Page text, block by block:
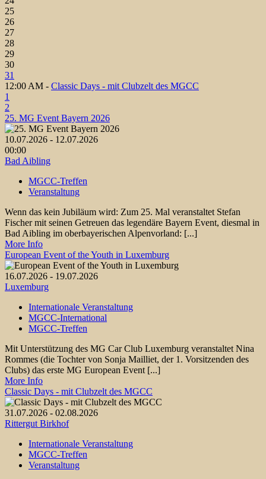
25
26
27
28
29
30
31
12:00 AM - Classic Days - mit Clubzelt des MGCC
1
2
25. MG Event Bayern 2026
10.07.2026 - 12.07.2026
00:00
Bad Aibling
MGCC-Treffen
Veranstaltung
Wenn das kein Jubiläum wird: Zum 25. Mal veranstaltet Stefan
Fischer mit seinen Getreuen das legendäre Bayern Event, diesmal in
Bad Aibling im oberbayerischen Alpenvorland: [...]
More Info
European Event of the Youth in Luxemburg
16.07.2026 - 19.07.2026
Luxemburg
Internationale Veranstaltung
MGCC-International
MGCC-Treffen
Mit Unterstützung des MG Car Club Luxemburg veranstaltet Nina
Rommes (die Tochter von Sonja Mailliet, der 1. Vorsitzenden des
Clubs) das erste MG European Event [...]
More Info
Classic Days - mit Clubzelt des MGCC
31.07.2026 - 02.08.2026
Rittergut Birkhof
Internationale Veranstaltung
MGCC-Treffen
Veranstaltung